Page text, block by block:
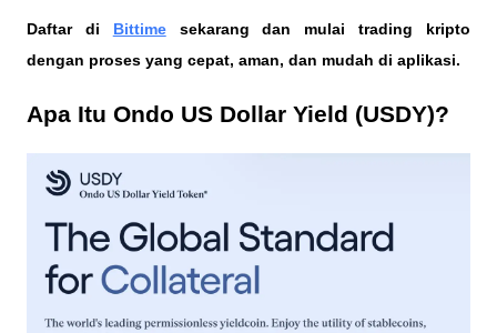
Daftar di Bittime sekarang dan mulai trading kripto
dengan proses yang cepat, aman, dan mudah di aplikasi.
Apa Itu Ondo US Dollar Yield (USDY)?